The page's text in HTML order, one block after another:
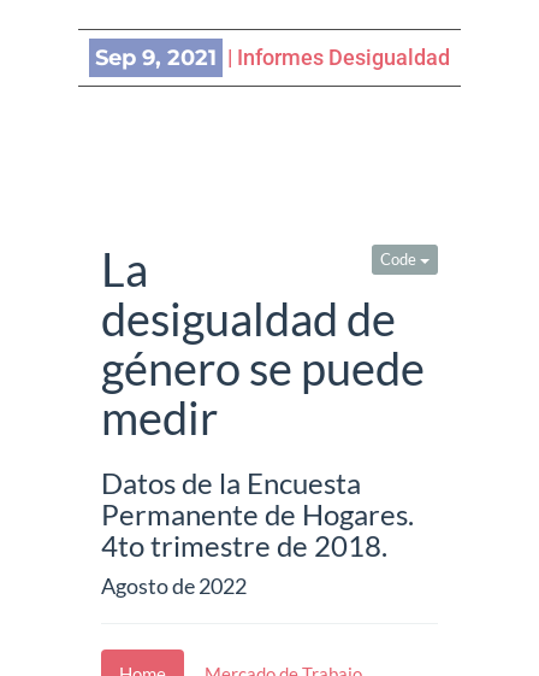
Sep 9, 2021 | Informes Desigualdad